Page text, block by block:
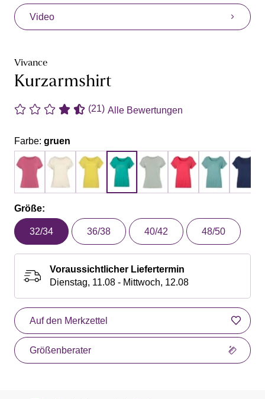
Video
Vivance
Kurzarmshirt
(21) Alle Bewertungen
Farbe: gruen
Größe:
32/34 36/38 40/42 48/50
Voraussichtlicher Liefertermin
Dienstag, 11.08 - Mittwoch, 12.08
Auf den Merkzettel
Größenberater